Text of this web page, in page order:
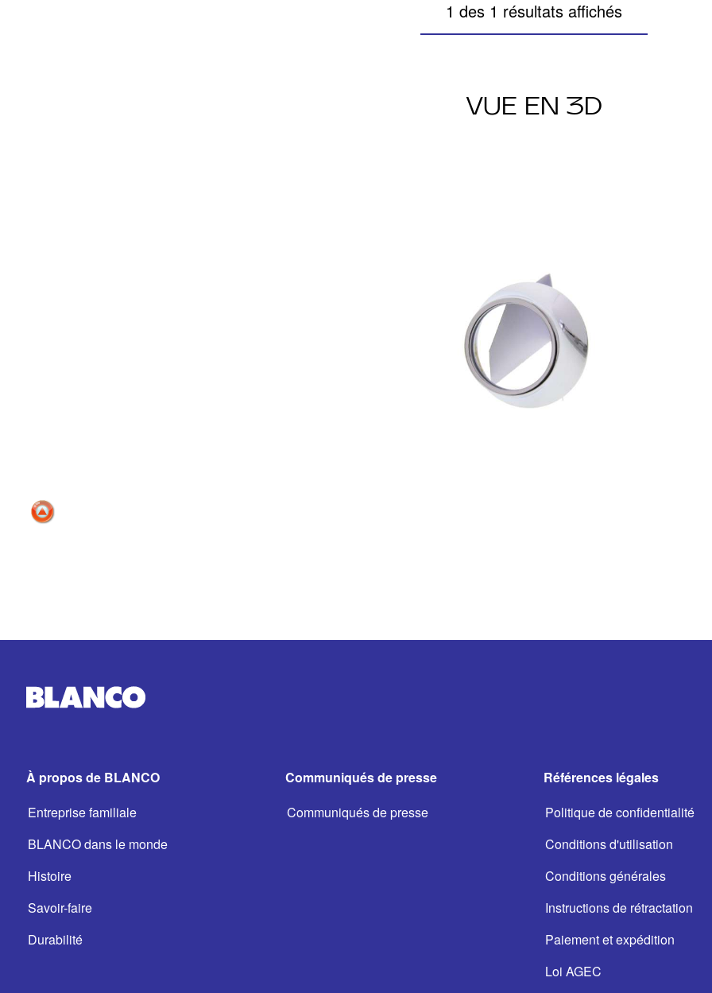
1 des 1 résultats affichés
VUE EN 3D
À propos de BLANCO
Entreprise familiale
BLANCO dans le monde
Histoire
Savoir-faire
Durabilité
Communiqués de presse
Communiqués de presse
Références légales
Politique de confidentialité
Conditions d'utilisation
Conditions générales
Instructions de rétractation
Paiement et expédition
Loi AGEC